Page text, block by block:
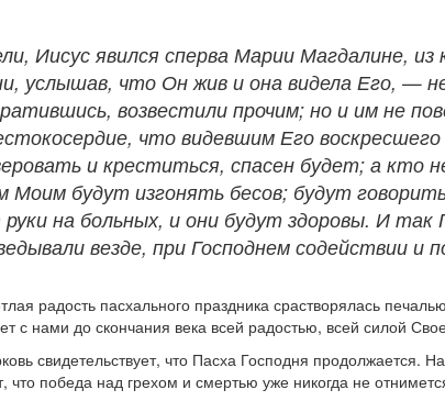
Иисус явился сперва Марии Магдалине,
что Он жив и она видела Его, — не
возвестили прочим; но и им не
что видевшим Его
и креститься, спасен будет; а кто
Моим будут изгонять бесов; будут
на больных, и они будут здоровы. И так
везде, при Господнем содействии и
радость пасхального праздника срастворялась
с нами до скончания века всей радостью, всей силой
свидетельствует, что Пасха Господня
что победа над грехом и смертью уже никогда не